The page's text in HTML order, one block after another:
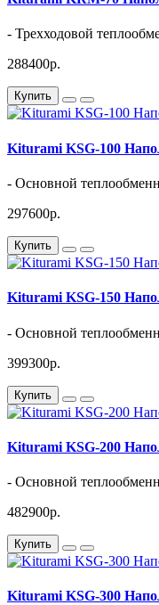
- Трехходовой
288400р.
Купить
Kiturami KSG-100
- Основной
297600р.
Купить
Kiturami KSG-150
- Основной
399300р.
Купить
Kiturami KSG-200
- Основной
482900р.
Купить
Kiturami KSG-300